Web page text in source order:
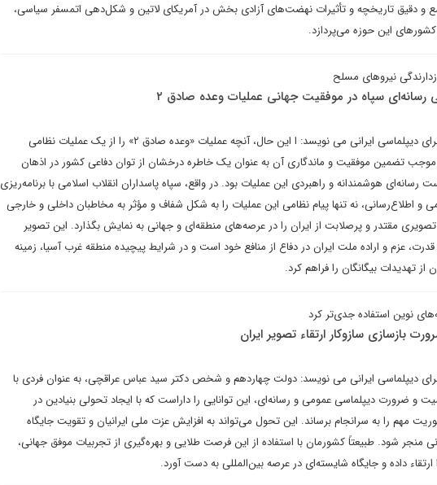
و دقیق تاریخچه و تأثیرات نهضت‌های آزادی بخش در آمریکای لاتین و شکل‌دهی اتمسفر سیاسی،
این حوزه می‌پردازد.
نیروهای مسلح
سپاه در موفقیت جهانی عملیات وعده صادق ۲
نوید کمالی در یادداشتی برای دیپلماسی ایرانی می نویسد: ا این حال، آنچه عملیات «وعده صادق ۲» را از یک عملیات نظامی
تضمین موفقیت و ماندگاری آن به عنوان یک خاطره درخشان از توان دفاعی کشور در اذهان
هوشمندانه و راهبردی این عملیات بود. در واقع، سپاه پاسداران انقلاب اسلامی با برنامه‌ریزی
و اطلاع‌رسانی، نه تنها پیام نظامی این عملیات را به شکل شفاف و مؤثر به مخاطبان داخلی و خارجی
مقتدر و پرصلابت از ایران را در عرصه‌های منطقه‌ای و جهانی به نمایش بگذارد. این تصویر
عزم و اراده ملت ایران در دفاع از منافع خود است و در شرایط پیچیده منطقه غرب آسیا، زمینه
تهدیدات بیگانگان را فراهم کرد.
نوین استفاده جدی‌تر کرد
بازسازی سازوکار ارتقاء تصویر ایران
دیپلماسی ایرانی می نویسد: دولت چهاردهم و شخص دکتر سید عباس عراقچی، به عنوان فردی با
و ضرورت دیپلماسی عمومی و رسانه‌ای، این توانایی را داراست که با ایجاد تحولی بنیادین در
مهم را به سرانجام برساند. این تحول می‌تواند به افزایش عزت ملی ایرانیان و تقویت جایگاه
منجر شود. طبیعتاً کشورمان با استفاده از این فرصت طلایی و بهره‌گیری از تجربیات موفق جهانی،
داده و جایگاه شایسته‌ای در عرصه بین‌المللی به دست آورد.